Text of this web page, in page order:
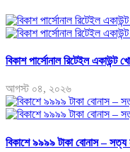
বিকাশ পার্সোনাল রিটেইল একাউন্ট
আগস্ট ০৪, ২০২৬
বিকাশে ৯৯৯৯ টাকা বোনাস –